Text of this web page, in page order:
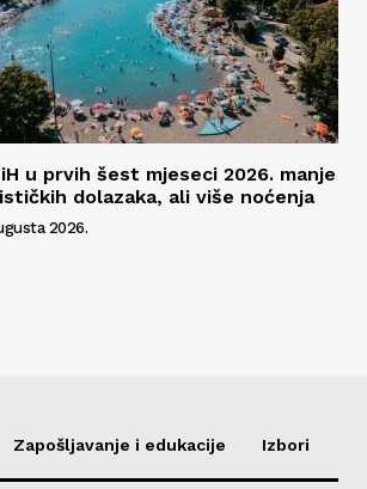
u prvih šest mjeseci 2026. manje
dolazaka, ali više noćenja
2026.
Zapošljavanje i edukacije Izbori